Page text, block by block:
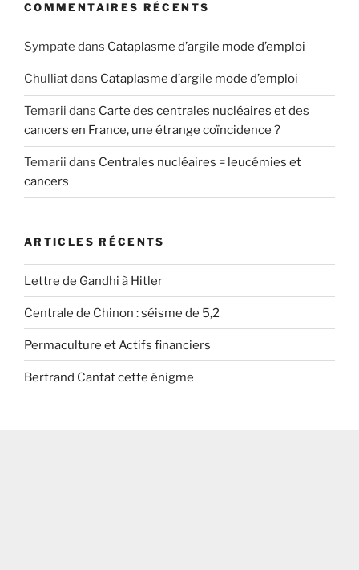
COMMENTAIRES RÉCENTS
Sympate dans Cataplasme d’argile mode d’emploi
Chulliatdans Cataplasme d’argile mode d’emploi
Temarii dans Carte des centrales nucléaires et des
cancers en France, une étrange coïncidence ?
Temarii dans Centrales nucléaires = leucémies et
cancers
ARTICLES RÉCENTS
Lettre de Gandhi à Hitler
Centrale de Chinon : séisme de 5,2
Permaculture et Actifs financiers
Bertrand Cantat cette énigme